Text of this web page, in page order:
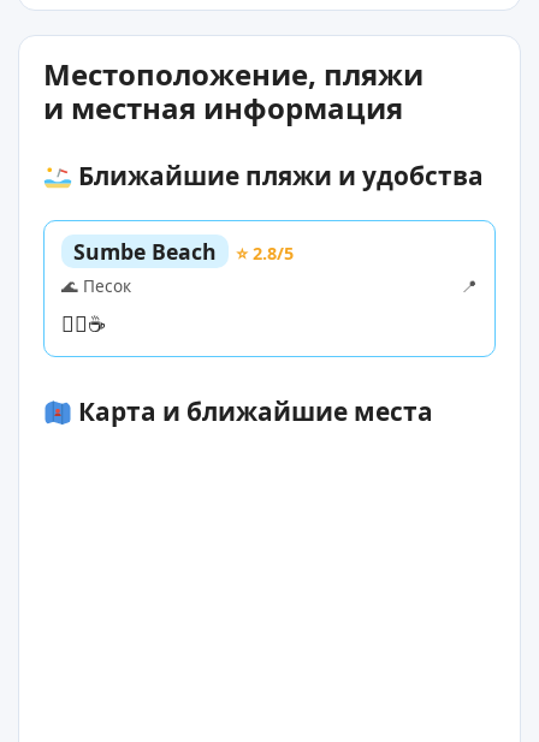
Местоположение, пляжи
и местная информация
Ближайшие пляжи и удобства
Sumbe Beach
⭐ 2.8/5
🌊 Песок
📍
🏊‍♀️☕
Карта и ближайшие места